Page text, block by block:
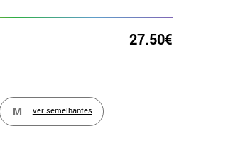
27.50€
M ver semelhantes